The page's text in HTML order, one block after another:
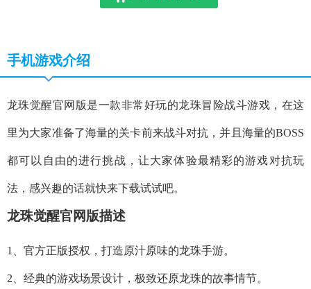
手机游戏介绍
龙珠觉醒官网版是一款非常好玩的龙珠冒险战斗游戏，在这
里为大家准备了海量的关卡前来战斗对抗，并且海量的BOSS
都可以自由的进行挑战，让大家体验最精彩的游戏对抗玩
法，感兴趣的话就快来下载试试吧。
龙珠觉醒官网版描述
1、官方正版授权，打造原汁原味的龙珠手游。
2、经典的游戏场景设计，极致还原龙珠的故事情节。